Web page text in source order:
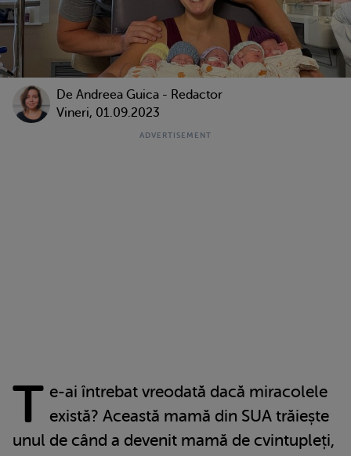
De Andreea Guica - Redactor
Vineri, 01.09.2023
T e-ai întrebat vreodată dacă miracolele
există? Această mamă din SUA trăiește
unul de când a devenit mamă de cvintupleți,